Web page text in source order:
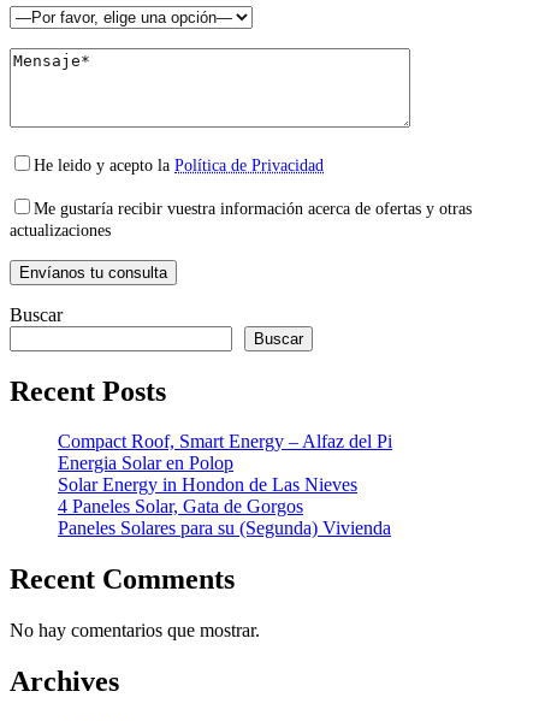
He leido y acepto la Política de Privacidad
Me gustaría recibir vuestra información acerca de ofertas y otras
actualizaciones
Buscar
Buscar
Recent Posts
Compact Roof, Smart Energy – Alfaz del Pi
Energia Solar en Polop
Solar Energy in Hondon de Las Nieves
4 Paneles Solar, Gata de Gorgos
Paneles Solares para su (Segunda) Vivienda
Recent Comments
No hay comentarios que mostrar.
Archives